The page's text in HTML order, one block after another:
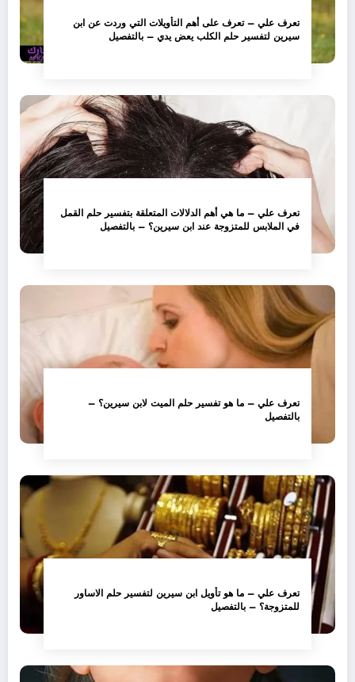
تعرف علي – تعرف على أهم التأويلات التي وردت عن ابن
سيرين لتفسير حلم الكلب يعض يدي – بالتفصيل
تعرف علي – ما هي أهم الدلالات المتعلقة بتفسير حلم القمل
في الملابس للمتزوجة عند ابن سيرين؟ – بالتفصيل
تعرف علي – ما هو تفسير حلم الميت لابن سيرين؟ –
بالتفصيل
تعرف علي – ما هو تأويل ابن سيرين لتفسير حلم الاساور
للمتزوجة؟ – بالتفصيل